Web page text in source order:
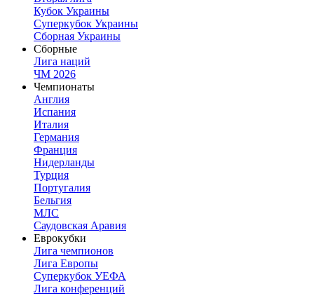
Кубок Украины
Суперкубок Украины
Сборная Украины
Сборные
Лига наций
ЧМ 2026
Чемпионаты
Англия
Испания
Италия
Германия
Франция
Нидерланды
Турция
Португалия
Бельгия
МЛС
Саудовская Аравия
Еврокубки
Лига чемпионов
Лига Европы
Суперкубок УЕФА
Лига конференций